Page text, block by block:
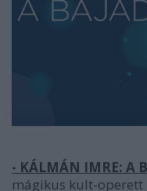
- KÁLMÁN IMRE: A
mágikus kult-operett